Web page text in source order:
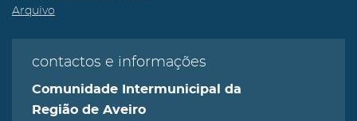
Arquivo
contactos e informações
Comunidade Intermunicipal da
Região de Aveiro